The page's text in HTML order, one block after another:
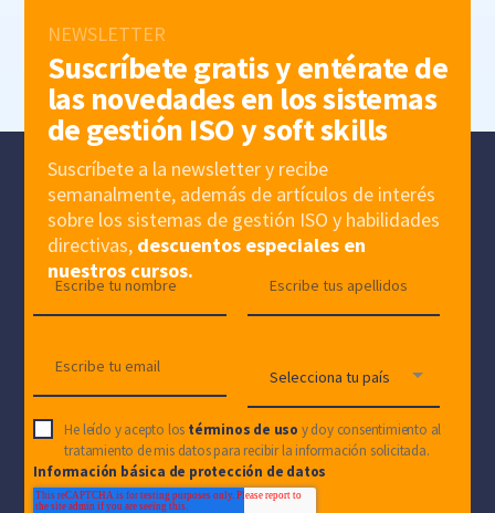
NEWSLETTER
Suscríbete gratis y entérate de
las novedades en los sistemas
de gestión ISO y soft skills
Suscríbete a la newsletter y recibe
semanalmente, además de artículos de interés
sobre los sistemas de gestión ISO y habilidades
directivas, descuentos especiales en
nuestros cursos.
He leído y acepto los términos de uso y doy consentimiento al
tratamiento de mis datos para recibir la información solicitada.
Información básica de protección de datos